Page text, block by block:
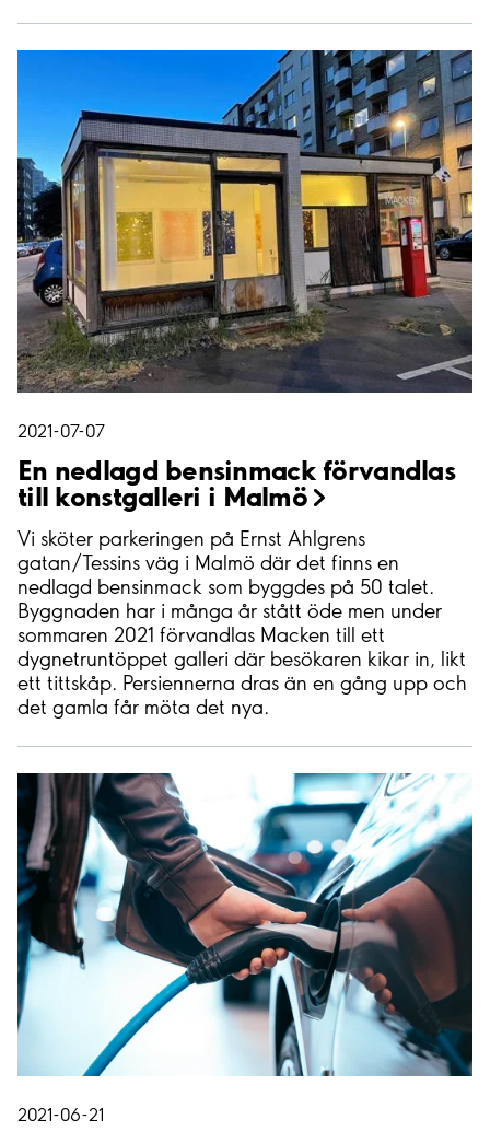
2021-07-07
En nedlagd bensinmack förvandlas
till konstgalleri i Malmö
Vi sköter parkeringen på Ernst Ahlgrens
gatan/Tessins väg i Malmö där det finns en
nedlagd bensinmack som byggdes på 50 talet.
Byggnaden har i många år stått öde men under
sommaren 2021 förvandlas Macken till ett
dygnetruntöppet galleri där besökaren kikar in, likt
ett tittskåp. Persiennerna dras än en gång upp och
det gamla får möta det nya.
2021-06-21